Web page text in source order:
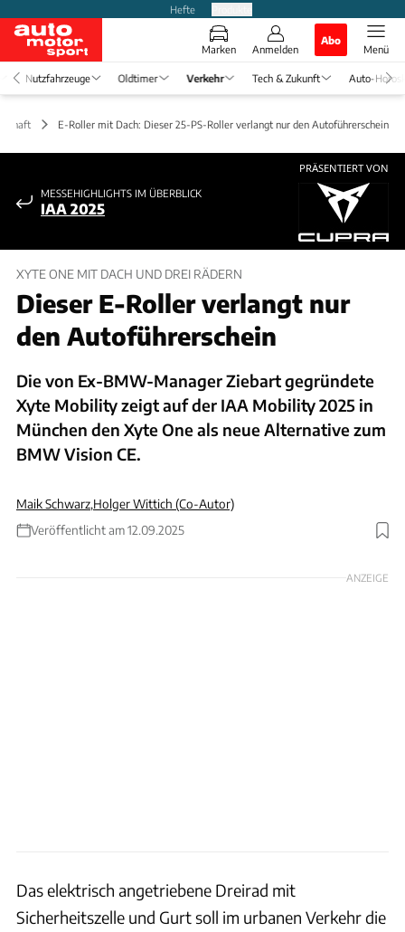
Hefte
Marken Anmelden
Abo
Menü
Nutzfahrzeuge Oldtimer Verkehr Tech & Zukunft Auto-
E-Roller mit Dach: Dieser 25-PS-Roller verlangt nur den Autoführerschein
MESSEHIGHLIGHTS IM ÜBERBLICK
IAA 2025
PRÄSENTIERT VON
XYTE ONE MIT DACH UND DREI RÄDERN
Dieser E-Roller verlangt nur
den Autoführerschein
Die von Ex-BMW-Manager Ziebart gegründete
Xyte Mobility zeigt auf der IAA Mobility 2025 in
München den Xyte One als neue Alternative zum
BMW Vision CE.
Maik Schwarz,Holger Wittich (Co-Autor)
Veröffentlicht am 12.09.2025
ANZEIGE
Das elektrisch angetriebene Dreirad mit
Sicherheitszelle und Gurt soll im urbanen Verkehr die